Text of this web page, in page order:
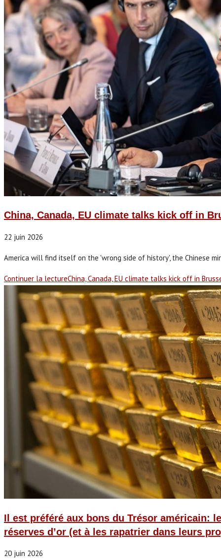
China, Canada, EU climate talks kick off in
22 juin 2026
America will find itself on the 'wrong side of history', the Chinese
Continuer la lectureChina, Canada, EU climate talks kick off in
Il est préféré aux bons du Trésor américain:
réserves d’or (et à les rapatrier dans leurs
20 juin 2026